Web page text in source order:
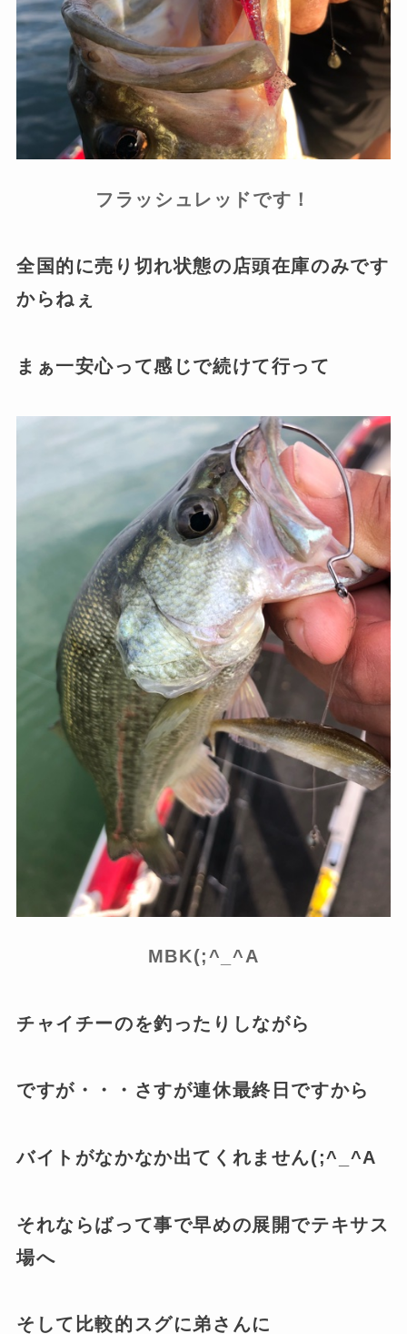
フラッシュレッドです！
全国的に売り切れ状態の店頭在庫のみです
からねぇ
まぁ一安心って感じで続けて行って
MBK(;^_^A
チャイチーのを釣ったりしながら
ですが・・・さすが連休最終日ですから
バイトがなかなか出てくれません(;^_^A
それならばって事で早めの展開でテキサス
場へ
そして比較的スグに弟さんに